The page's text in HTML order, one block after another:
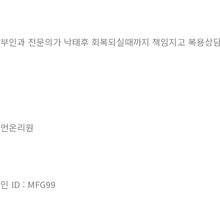
인과 전문의가 낙태후 회복되실때까지 책임지고 복용상
온리원
ID : MFG99